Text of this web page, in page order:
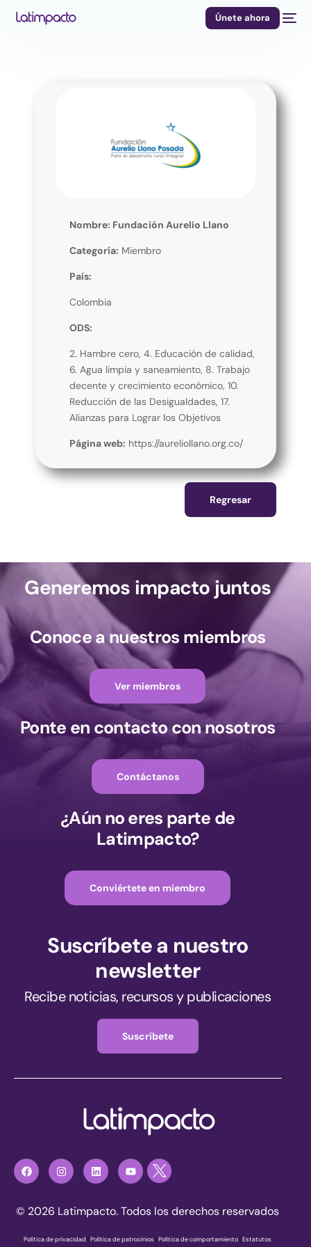
Únete ahora
Nombre: Fundación Aurelio Llano
Categoría: Miembro
País:
Colombia
ODS:
2. Hambre cero, 4. Educación de calidad,
6. Agua limpia y saneamiento, 8. Trabajo
decente y crecimiento económico, 10.
Reducción de las Desigualdades, 17.
Alianzas para Lograr los Objetivos
Página web: https://aureliollano.org.co/
Regresar
Generemos impacto juntos
Conoce a nuestros miembros
Ver miembros
Ponte en contacto con nosotros
Contáctanos
¿Aún no eres parte de
Latimpacto?
Conviértete en miembro
Suscríbete a nuestro
newsletter
Recibe noticias, recursos y publicaciones
Suscríbete
© 2026 Latimpacto. Todos los derechos reservados
Política de privacidad |Política de patrocinios |Política de comportamiento |Estatutos